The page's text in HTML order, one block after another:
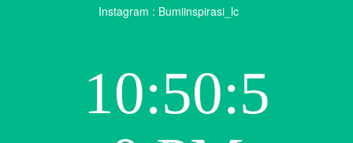
Instagram : Bumiinspirasi_lc
10:50:5